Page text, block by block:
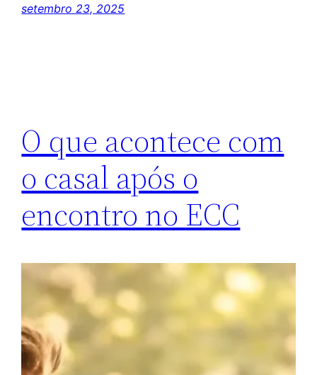
setembro 23, 2025
O que acontece com
o casal após o
encontro no ECC